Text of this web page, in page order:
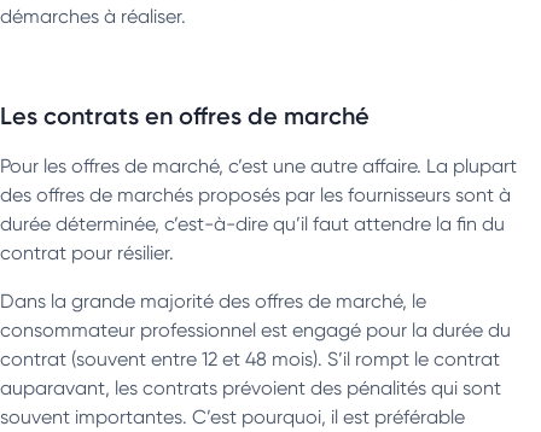
démarches à réaliser.
Les contrats en offres de marché
Pour les offres de marché, c’est une autre affaire. La plupart
des offres de marchés proposés par les fournisseurs sont à
durée déterminée, c’est-à-dire qu’il faut attendre la fin du
contrat pour résilier.
Dans la grande majorité des offres de marché, le
consommateur professionnel est engagé pour la durée du
contrat (souvent entre 12 et 48 mois). S’il rompt le contrat
auparavant, les contrats prévoient des pénalités qui sont
souvent importantes. C’est pourquoi, il est préférable